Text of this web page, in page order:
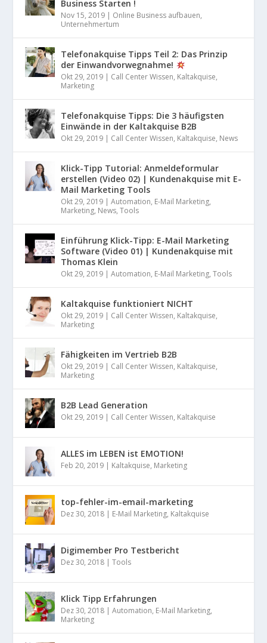
Business Starten !
Nov 15, 2019 | Online Business aufbauen,
Unternehmertum
Telefonakquise Tipps Teil 2: Das Prinzip
der Einwandvorwegnahme!
Okt 29, 2019 | Call Center Wissen, Kaltakquise,
Marketing
Telefonakquise Tipps: Die 3 häufigsten
Einwände in der Kaltakquise B2B
Okt 29, 2019 | Call Center Wissen, Kaltakquise, News
Klick-Tipp Tutorial: Anmeldeformular
erstellen (Video 02) | Kundenakquise mit E-
Mail Marketing Tools
Okt 29, 2019 |Automation, E-Mail Marketing,
Marketing, News,Tools
Einführung Klick-Tipp: E-Mail Marketing
Software (Video 01) | Kundenakquise mit
Thomas Klein
Okt 29, 2019 |Automation, E-Mail Marketing,Tools
Kaltakquise funktioniert NICHT
Okt 29, 2019 | Call Center Wissen, Kaltakquise,
Marketing
Fähigkeiten im Vertrieb B2B
Okt 29, 2019 | Call Center Wissen, Kaltakquise,
Marketing
B2B Lead Generation
Okt 29, 2019 | Call Center Wissen, Kaltakquise
ALLES im LEBEN ist EMOTION!
Feb 20, 2019 | Kaltakquise, Marketing
top-fehler-im-email-marketing
Dez 30, 2018 | E-Mail Marketing, Kaltakquise
Digimember Pro Testbericht
Dez 30, 2018 |Tools
Klick Tipp Erfahrungen
Dez 30, 2018 |Automation, E-Mail Marketing,
Marketing